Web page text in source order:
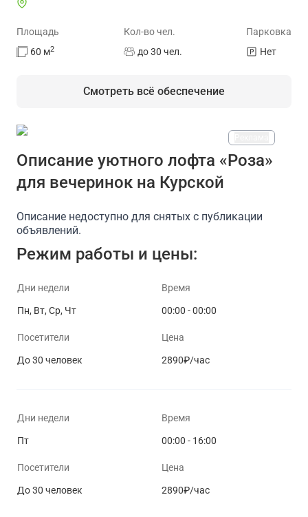
Площадь
60 м2
Кол-во чел.
до 30 чел.
Парковка
Нет
Смотреть всё обеспечение
На площадке есть
Проектор Доступ в интернет/Wi-Fi
Описание уютного лофта «Роза»
для вечеринок на Курской
Описание недоступно для снятых с публикации
объявлений.
Режим работы и цены:
Дни недели
Пн, Вт, Ср, Чт
Время
00:00 - 00:00
Посетители
До 30 человек
Цена
2890₽/час
Дни недели
Пт
Время
00:00 - 16:00
Посетители
До 30 человек
Цена
2890₽/час